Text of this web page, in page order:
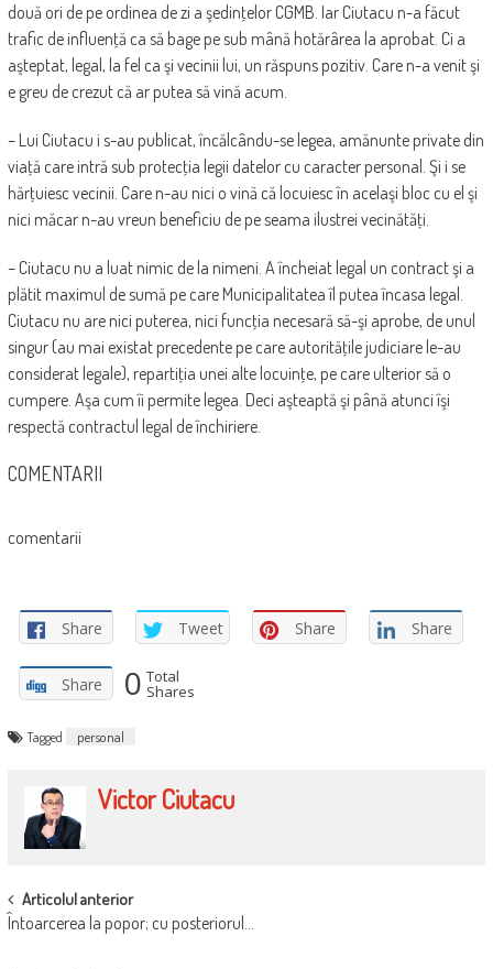
două ori de pe ordinea de zi a şedinţelor CGMB. Iar Ciutacu n-a făcut
trafic de influenţă ca să bage pe sub mână hotărârea la aprobat. Ci a
aşteptat, legal, la fel ca şi vecinii lui, un răspuns pozitiv. Care n-a venit şi
e greu de crezut că ar putea să vină acum.
– Lui Ciutacu i s-au publicat, încălcându-se legea, amănunte private din
viaţă care intră sub protecţia legii datelor cu caracter personal. Şi i se
hărţuiesc vecinii. Care n-au nici o vină că locuiesc în acelaşi bloc cu el şi
nici măcar n-au vreun beneficiu de pe seama ilustrei vecinătăţi.
– Ciutacu nu a luat nimic de la nimeni. A încheiat legal un contract şi a
plătit maximul de sumă pe care Municipalitatea îl putea încasa legal.
Ciutacu nu are nici puterea, nici funcţia necesară să-şi aprobe, de unul
singur (au mai existat precedente pe care autorităţile judiciare le-au
considerat legale), repartiţia unei alte locuinţe, pe care ulterior să o
cumpere. Aşa cum îi permite legea. Deci aşteaptă şi până atunci îşi
respectă contractul legal de închiriere.
COMENTARII
comentarii
Share Tweet Share Share
Share 0 Total
Shares
Tagged personal
Victor Ciutacu
POST
NAVIGATION
Articolul anterior
Întoarcerea la popor; cu posteriorul…